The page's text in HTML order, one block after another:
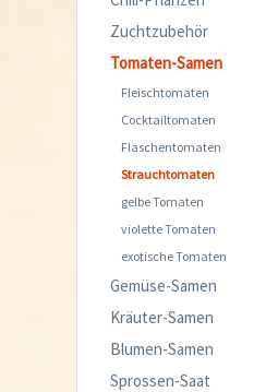
Zuchtzubehör
Tomaten-Samen
Fleischtomaten
Cocktailtomaten
Flaschentomaten
Strauchtomaten
gelbe Tomaten
violette Tomaten
exotische Tomaten
Gemüse-Samen
Kräuter-Samen
Blumen-Samen
Sprossen-Saat